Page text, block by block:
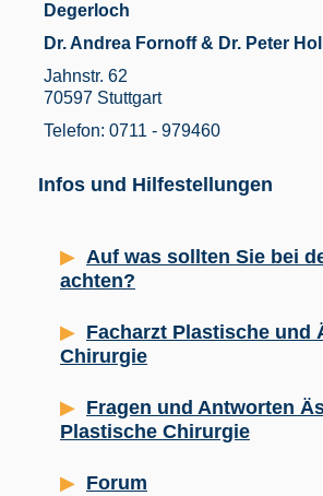
Degerloch
Dr. Andrea Fornoff & Dr. Peter
Jahnstr. 62
70597 Stuttgart
Telefon: 0711 - 979460
Infos und Hilfestellungen
Auf was sollten Sie bei
achten?
Facharzt Plastische und
Chirurgie
Fragen und Antworten
Plastische Chirurgie
Forum